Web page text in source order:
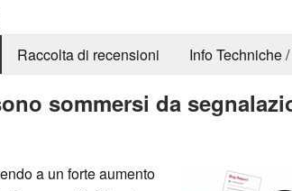
Raccolta di recensioni Info Techniche
sommersi da
a un forte aumento